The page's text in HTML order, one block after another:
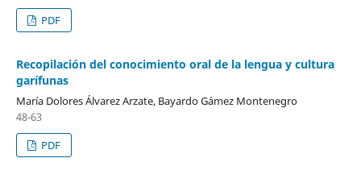
PDF
Recopilación del conocimiento oral de la lengua y cultura
garífunas
María Dolores Álvarez Arzate, Bayardo Gámez Montenegro
48-63
PDF